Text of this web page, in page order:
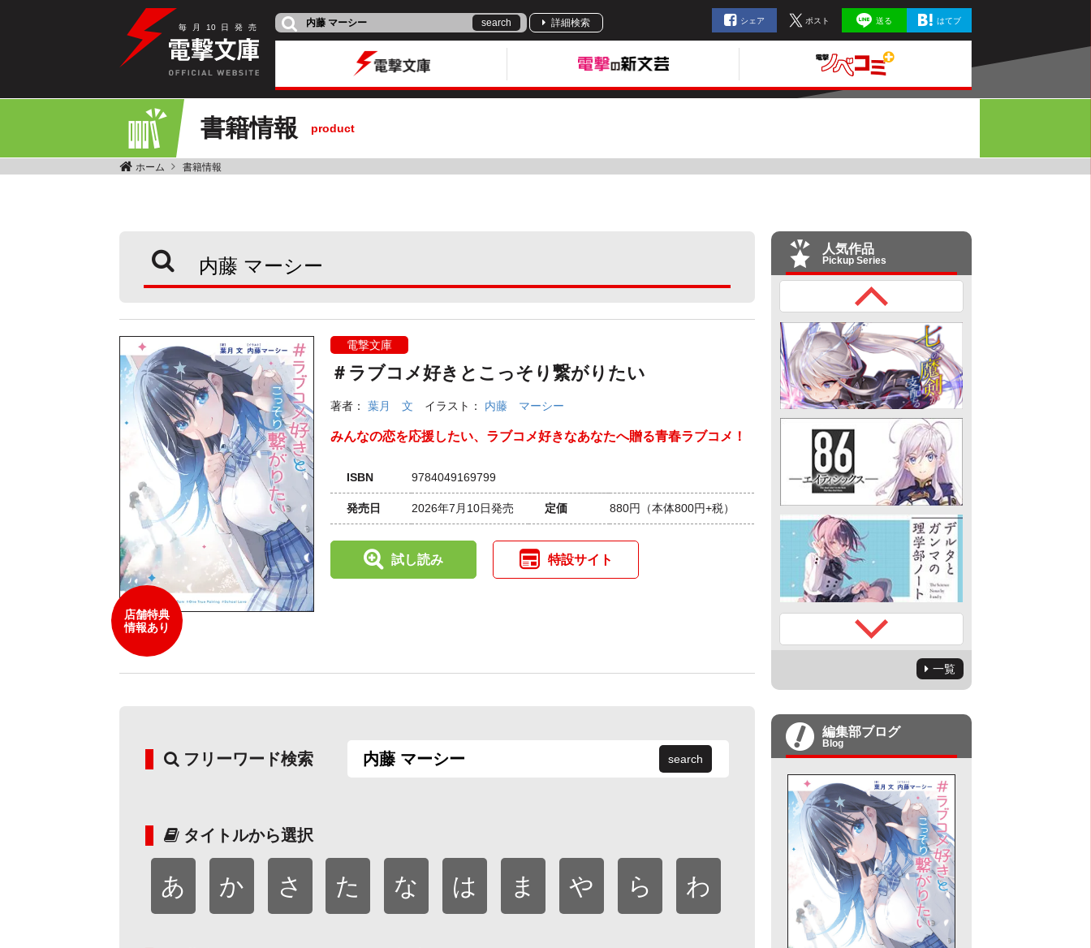
毎 月 10 日 発 売 search 詳細検索 シェア ポスト 送る はてブ
書籍情報 product
ホーム 書籍情報
店舗特典
情報あり
電撃文庫
＃ラブコメ好きとこっそり繋がりたい
著者： 葉月 文 イラスト： 内藤 マーシー
みんなの恋を応援したい、ラブコメ好きなあなたへ贈る青春ラブコメ！
ISBN 9784049169799
発売日 2026年7月10日発売 定価 880円 （本体800円+税）
試し読み 特設サイト
フリーワード検索 search
タイトルから選択
あ か さ た な は ま や ら わ
人気作品
Pickup Series
一覧
編集部ブログ
Blog